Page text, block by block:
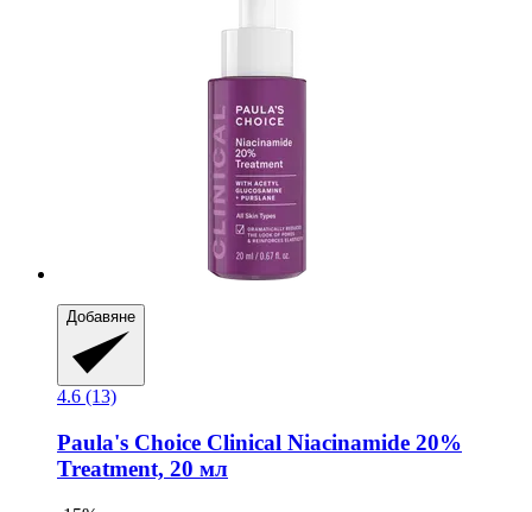
Добавяне
4.6 (13)
Paula's Choice Clinical Niacinamide 20%
Treatment, 20 мл